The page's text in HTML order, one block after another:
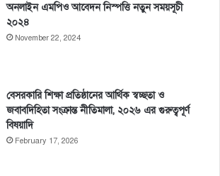
অনলাইন এমপিও আবেদন নিস্পত্তি নতুন সময়সূচী
২০২৪
November 22, 2024
বেসরকারি শিক্ষা প্রতিষ্ঠানের আর্থিক স্বচ্ছতা ও
জবাবদিহিতা সংক্রান্ত নীতিমালা, ২০২৬ এর গুরুত্বপূর্ণ
বিষয়াদি
February 17, 2026